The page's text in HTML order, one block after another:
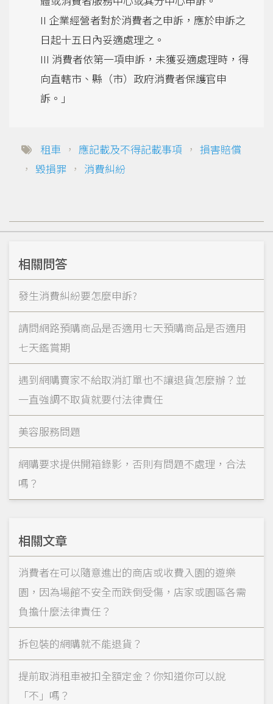
II 企業經營者對於消費者之申訴，應於申訴之
日起十五日內妥適處理之。
III 消費者依第一項申訴，未獲妥適處理時，得
向直轄市、縣（市）政府消費者保護官申
訴。」
租車 ， 應記載及不得記載事項 ， 損害賠償
， 毀損罪 ， 消費糾紛
相關問答
發生消費糾紛要怎麼申訴?
請問網路預購商品是否適用七天預購商品是否適用
七天鑑賞期
遇到網購賣家不給取消訂單也不讓退貨怎麼辦？並
一直強調不取貨就要付法律責任
美容服務問題
網購要求提供開箱錄影，否則有問題不處理，合法
嗎？
相關文章
消費者在可以隨意進出的商店或收費入園的遊樂
園，因為場館不安全而跌倒受傷，店家或園區各需
負擔什麼法律責任？
拆包裝的網購就不能退貨？
提前取消租車被扣全額定金？你知道你可以說
「不」嗎？